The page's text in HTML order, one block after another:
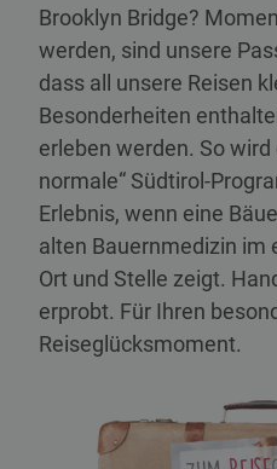
Brooklyn Bridge?
werden, sind unsere
dass all unsere Reisen
Besonderheiten
erleben werden. So wird
normale“ Südtirol-
Erlebnis, wenn eine
alten Bauernmedizin im
Ort und Stelle zeigt.
erprobt. Für Ihren
Reiseglücksmoment.